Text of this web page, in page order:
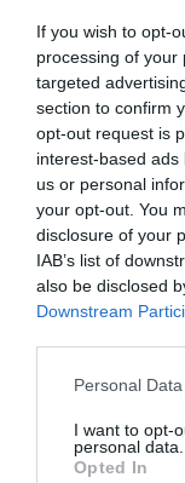
If you wish to opt-
processing of your
targeted
section to confirm
opt-out request is
interest-based
us or personal
your opt-out. You
disclosure of your
IAB’s list of
also be disclosed
Downstream
Personal
I want to opt-
personal data.
Opted In
sanitari que
recomanen.
assegura
plataforma
Però el que és
Valdés,
vegada hi ha
això, el fem
no és -o no ha
coneix, és
estar gairebé